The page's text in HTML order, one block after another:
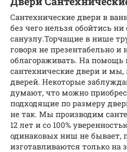
Сантехнические двери в
без чего нельзя обойтись
санузлу.Торчащие в нише
говоря не презентабельно и
облагораживать. На помощь
сантехнические двери и мы,
дверей. Некоторые
думают, что можно
подходящие по размеру
не так. Мы производим
12 лет и со 100%
одинаковых ниш не бывает,
изготавливаются только на